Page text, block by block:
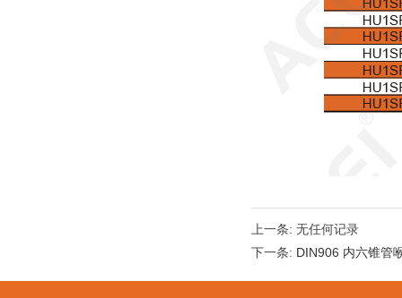
上一条: 无任何记录
下一条: DIN906 内六锥管